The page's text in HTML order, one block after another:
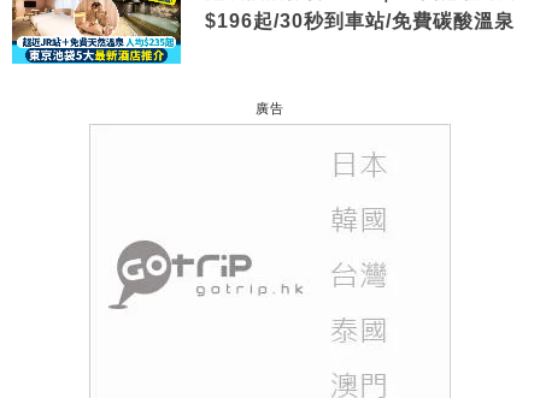
$196起/30秒到車站/免費碳酸溫泉
廣告